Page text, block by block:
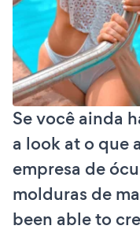
Se você ainda
a look at o que
empresa de
molduras de
been able to